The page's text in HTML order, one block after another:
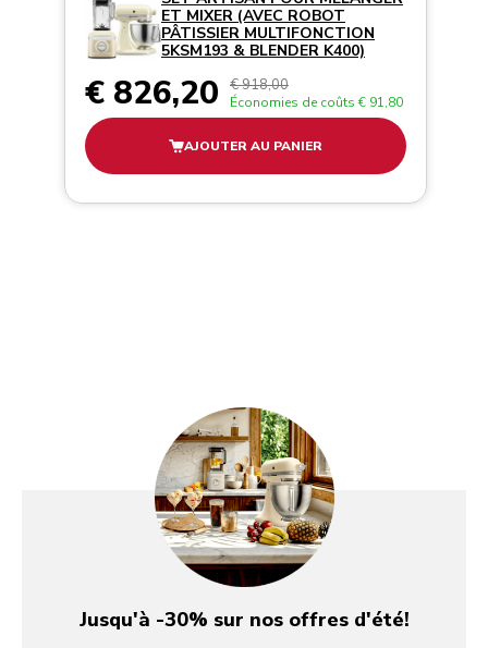
ET MIXER (AVEC ROBOT
PÂTISSIER MULTIFONCTION
5KSM193 & BLENDER K400)
€ 826,20 € 918,00
Économies de coûts € 91,80
AJOUTER AU PANIER
Jusqu'à -30% sur nos offres d'été!